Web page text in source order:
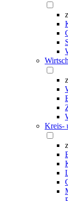
Kreis-